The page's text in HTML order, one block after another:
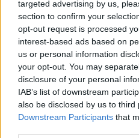
targeted advertising by us,
section to confirm your
opt-out request is processed
interest-based ads based on
us or personal information
your opt-out. You may
disclosure of your personal
IAB’s list of downstream
also be disclosed by us to third
Downstream Participants that